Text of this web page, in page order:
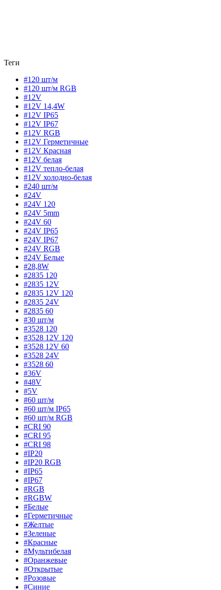
Теги
#120 шт/м
#120 шт/м RGB
#12V
#12V 14,4W
#12V IP65
#12V IP67
#12V RGB
#12V Герметичные
#12V Красная
#12V белая
#12V тепло-белая
#12V холодно-белая
#240 шт/м
#24V
#24V 120
#24V 5mm
#24V 60
#24V IP65
#24V IP67
#24V RGB
#24V Белые
#28,8W
#2835 120
#2835 12V
#2835 12V 120
#2835 24V
#2835 60
#30 шт/м
#3528 120
#3528 12V 120
#3528 12V 60
#3528 24V
#3528 60
#36V
#48V
#5V
#60 шт/м
#60 шт/м IP65
#60 шт/м RGB
#CRI 90
#CRI 95
#CRI 98
#IP20
#IP20 RGB
#IP65
#IP67
#RGB
#RGBW
#Белые
#Герметичные
#Желтые
#Зеленые
#Красные
#Мультибелая
#Оранжевые
#Открытые
#Розовые
#Синие